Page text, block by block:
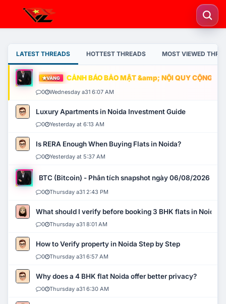
LATEST THREADS HOTTEST THREADS MOST VIEWED
VÀNG CẢNH BÁO BẢO MẬT &amp; NỘI QUY CỘNG
0 Wednesday a31 6:07 AM
Luxury Apartments in Noida Investment Guide
0 Yesterday at 6:13 AM
Is RERA Enough When Buying Flats in Noida?
0 Yesterday at 5:37 AM
BTC (Bitcoin) - Phân tích snapshot ngày 06/08/2026
0 Thursday a31 2:43 PM
What should I verify before booking 3 BHK flats in Noida?
0 Thursday a31 8:01 AM
How to Verify property in Noida Step by Step
0 Thursday a31 6:57 AM
Why does a 4 BHK flat Noida offer better privacy?
0 Thursday a31 6:30 AM